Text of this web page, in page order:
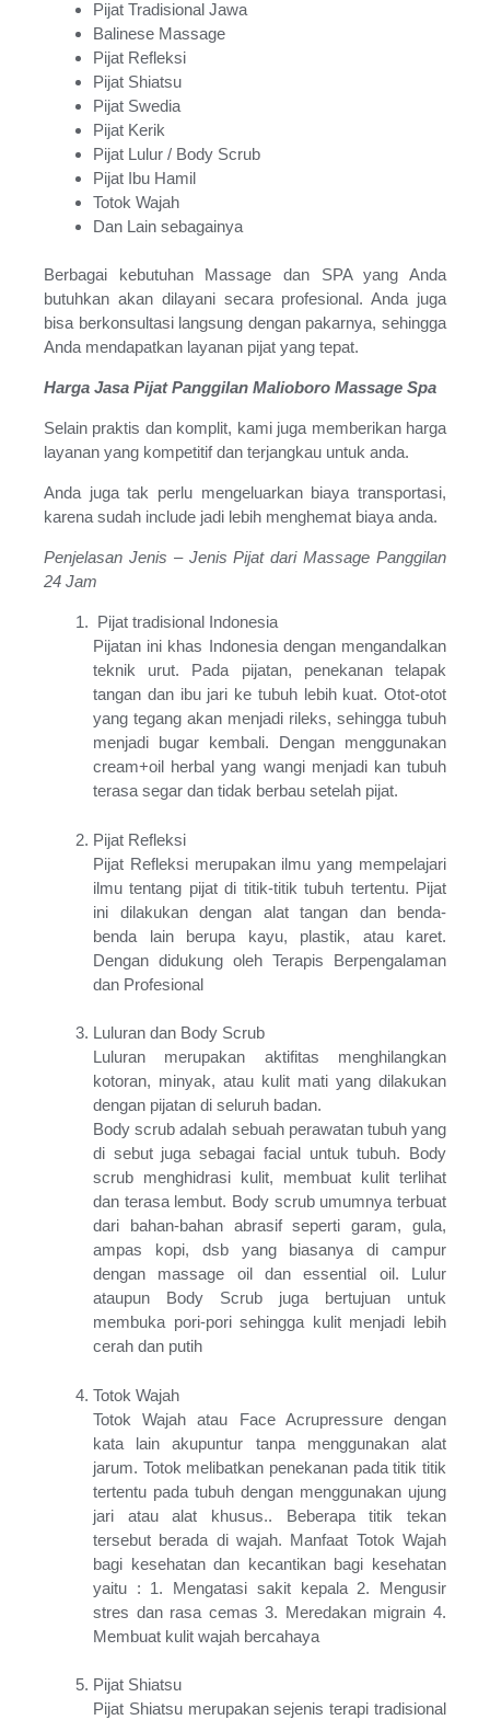
Pijat Tradisional Jawa
Balinese Massage
Pijat Refleksi
Pijat Shiatsu
Pijat Swedia
Pijat Kerik
Pijat Lulur / Body Scrub
Pijat Ibu Hamil
Totok Wajah
Dan Lain sebagainya
Berbagai kebutuhan Massage dan SPA yang Anda
butuhkan akan dilayani secara profesional. Anda juga
bisa berkonsultasi langsung dengan pakarnya, sehingga
Anda mendapatkan layanan pijat yang tepat.
Harga Jasa Pijat Panggilan Malioboro Massage Spa
Selain praktis dan komplit, kami juga memberikan harga
layanan yang kompetitif dan terjangkau untuk anda.
Anda juga tak perlu mengeluarkan biaya transportasi,
karena sudah include jadi lebih menghemat biaya anda.
Penjelasan Jenis – Jenis Pijat dari Massage Panggilan
24 Jam
Pijat tradisional Indonesia
Pijatan ini khas Indonesia dengan mengandalkan
teknik urut. Pada pijatan, penekanan telapak
tangan dan ibu jari ke tubuh lebih kuat. Otot-otot
yang tegang akan menjadi rileks, sehingga tubuh
menjadi bugar kembali. Dengan menggunakan
cream+oil herbal yang wangi menjadi kan tubuh
terasa segar dan tidak berbau setelah pijat.
Pijat Refleksi
Pijat Refleksi merupakan ilmu yang mempelajari
ilmu tentang pijat di titik-titik tubuh tertentu. Pijat
ini dilakukan dengan alat tangan dan benda-
benda lain berupa kayu, plastik, atau karet.
Dengan didukung oleh Terapis Berpengalaman
dan Profesional
Luluran dan Body Scrub
Luluran merupakan aktifitas menghilangkan
kotoran, minyak, atau kulit mati yang dilakukan
dengan pijatan di seluruh badan.
Body scrub adalah sebuah perawatan tubuh yang
di sebut juga sebagai facial untuk tubuh. Body
scrub menghidrasi kulit, membuat kulit terlihat
dan terasa lembut. Body scrub umumnya terbuat
dari bahan-bahan abrasif seperti garam, gula,
ampas kopi, dsb yang biasanya di campur
dengan massage oil dan essential oil. Lulur
ataupun Body Scrub juga bertujuan untuk
membuka pori-pori sehingga kulit menjadi lebih
cerah dan putih
Totok Wajah
Totok Wajah atau Face Acrupressure dengan
kata lain akupuntur tanpa menggunakan alat
jarum. Totok melibatkan penekanan pada titik titik
tertentu pada tubuh dengan menggunakan ujung
jari atau alat khusus.. Beberapa titik tekan
tersebut berada di wajah. Manfaat Totok Wajah
bagi kesehatan dan kecantikan bagi kesehatan
yaitu : 1. Mengatasi sakit kepala 2. Mengusir
stres dan rasa cemas 3. Meredakan migrain 4.
Membuat kulit wajah bercahaya
Pijat Shiatsu
Pijat Shiatsu merupakan sejenis terapi tradisional